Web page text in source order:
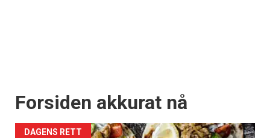
Forsiden akkurat nå
DAGENS RETT